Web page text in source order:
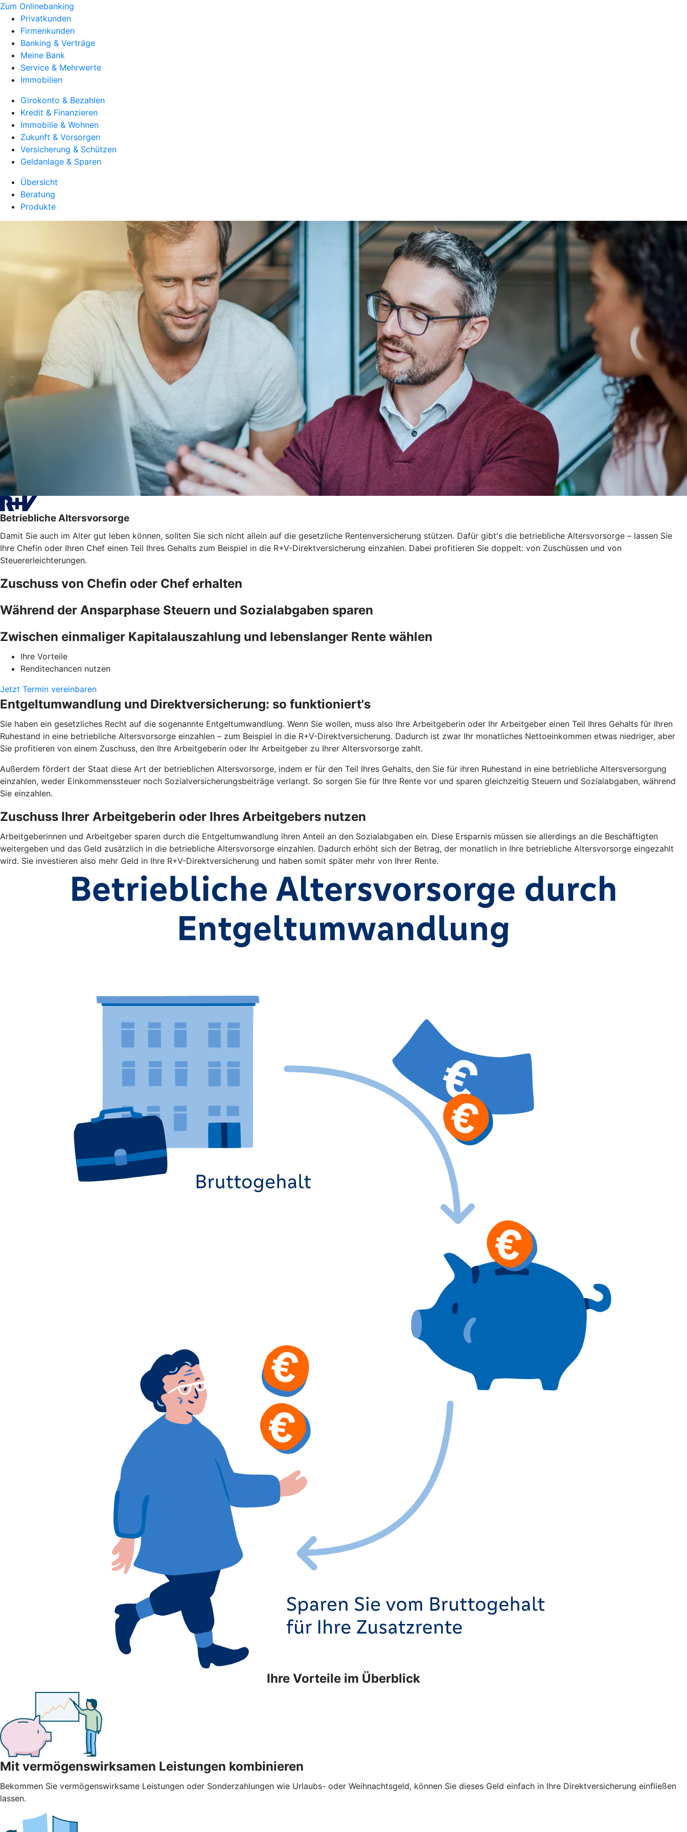
Zum Onlinebanking
Privatkunden
Firmenkunden
Banking & Verträge
Meine Bank
Service & Mehrwerte
Immobilien
Girokonto & Bezahlen
Kredit & Finanzieren
Immobilie & Wohnen
Zukunft & Vorsorgen
Versicherung & Schützen
Geldanlage & Sparen
Übersicht
Beratung
Produkte
Betriebliche Altersvorsorge
Damit Sie auch im Alter gut leben können, sollten Sie sich nicht allein auf die gesetzliche Rentenversicherung stützen. Dafür gibt's die betriebliche Altersvorsorge – lassen Sie
Ihre Chefin oder Ihren Chef einen Teil Ihres Gehalts zum Beispiel in die R+V-Direktversicherung einzahlen. Dabei profitieren Sie doppelt: von Zuschüssen und von
Steuererleichterungen.
Zuschuss von Chefin oder Chef erhalten
Während der Ansparphase Steuern und Sozialabgaben sparen
Zwischen einmaliger Kapitalauszahlung und lebenslanger Rente wählen
Ihre Vorteile
Renditechancen nutzen
Jetzt Termin vereinbaren
Entgeltumwandlung und Direktversicherung: so funktioniert's
Sie haben ein gesetzliches Recht auf die sogenannte Entgeltumwandlung. Wenn Sie wollen, muss also Ihre Arbeitgeberin oder Ihr Arbeitgeber einen Teil Ihres Gehalts für Ihren
Ruhestand in eine betriebliche Altersvorsorge einzahlen – zum Beispiel in die R+V-Direktversicherung. Dadurch ist zwar Ihr monatliches Nettoeinkommen etwas niedriger, aber
Sie profitieren von einem Zuschuss, den Ihre Arbeitgeberin oder Ihr Arbeitgeber zu Ihrer Altersvorsorge zahlt.
Außerdem fördert der Staat diese Art der betrieblichen Altersvorsorge, indem er für den Teil Ihres Gehalts, den Sie für ihren Ruhestand in eine betriebliche Altersversorgung
einzahlen, weder Einkommenssteuer noch Sozialversicherungsbeiträge verlangt. So sorgen Sie für Ihre Rente vor und sparen gleichzeitig Steuern und Sozialabgaben, während
Sie einzahlen.
Zuschuss Ihrer Arbeitgeberin oder Ihres Arbeitgebers nutzen
Arbeitgeberinnen und Arbeitgeber sparen durch die Entgeltumwandlung ihren Anteil an den Sozialabgaben ein. Diese Ersparnis müssen sie allerdings an die Beschäftigten
weitergeben und das Geld zusätzlich in die betriebliche Altersvorsorge einzahlen. Dadurch erhöht sich der Betrag, der monatlich in Ihre betriebliche Altersvorsorge eingezahlt
wird. Sie investieren also mehr Geld in Ihre R+V-Direktversicherung und haben somit später mehr von Ihrer Rente.
Ihre Vorteile im Überblick
Mit vermögenswirksamen Leistungen kombinieren
Bekommen Sie vermögenswirksame Leistungen oder Sonderzahlungen wie Urlaubs- oder Weihnachtsgeld, können Sie dieses Geld einfach in Ihre Direktversicherung einfließen
lassen.